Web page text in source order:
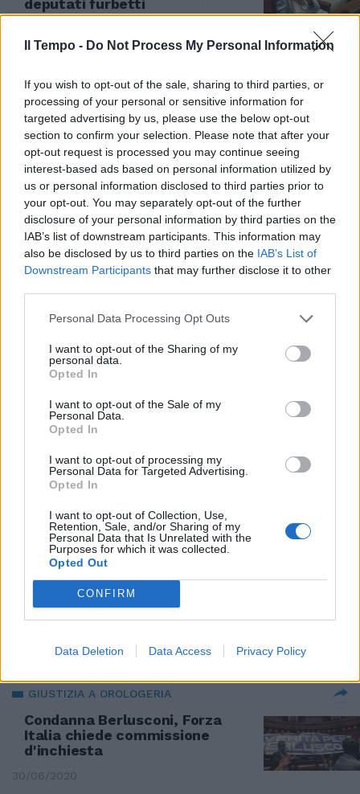
Il Tempo - Do Not Process My Personal Information
If you wish to opt-out of the sale, sharing to third parties, or
processing of your personal or sensitive information for
targeted advertising by us, please use the below opt-out
section to confirm your selection. Please note that after your
opt-out request is processed you may continue seeing
interest-based ads based on personal information utilized by
us or personal information disclosed to third parties prior to
your opt-out. You may separately opt-out of the further
disclosure of your personal information by third parties on the
IAB’s list of downstream participants. This information may
also be disclosed by us to third parties on the IAB’s List of
Downstream Participants that may further disclose it to other
Personal Data Processing Opt Outs
I want to opt-out of the Sharing of my
personal data.
Opted In
I want to opt-out of the Sale of my
Personal Data.
Opted In
I want to opt-out of processing my
Personal Data for Targeted Advertising.
Opted In
I want to opt-out of Collection, Use,
Retention, Sale, and/or Sharing of my
Personal Data that Is Unrelated with the
Purposes for which it was collected.
Opted Out
CONFIRM
Data Deletion Data Access Privacy Policy
deputati furbetti
Il prete improvvisato "benedice"
il Parlamento. Speriamo che
funzioni...
08/08/2020
TUTTI AL MARE
Avevano scherzato, le ferie degli
onorevoli sono salve
03/08/2020
EROINA
con la sfuriata a Conte. E ride
pure lei
CONFESSIONI
Le pagelle di Cicciolina: Conte
bocciato, bene Zaia e Sgarbi. "I
politici e quei pizzini sulle mie
mutandine..."
26/07/2020
VACANZE DI LAVORO
Il Covid fa cadere il tabù:
onorevoli senza ferie
12/07/2020
GIUSTIZIA A OROLOGERIA
Condanna Berlusconi, Forza
Italia chiede commissione
d'inchiesta
30/06/2020